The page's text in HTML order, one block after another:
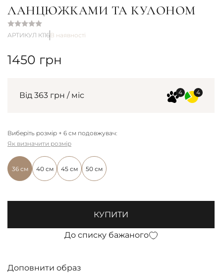
ЛАНЦЮЖКАМИ ТА КУЛОНОМ
АРТИКУЛ К116В наявності
1450 грн
Від 363 грн / міс
Виберіть розмір + 6 см подовжувач:
36 см 40 см 45 см 50 см
Як визначити розмір
КУПИТИ
До списку бажаного
Доповнити образ